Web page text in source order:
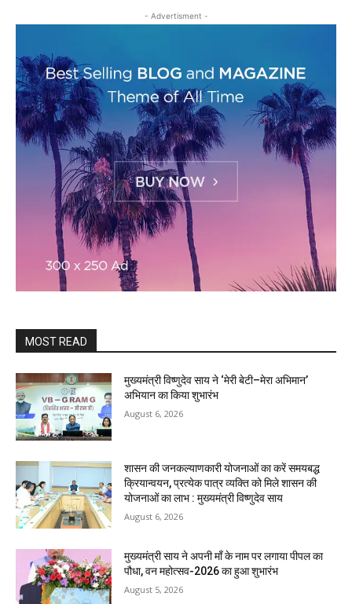
- Advertisment -
MOST READ
मुख्यमंत्री विष्णुदेव साय ने ‘मेरी बेटी–मेरा अभिमान’
अभियान का किया शुभारंभ
August 6, 2026
शासन की जनकल्याणकारी योजनाओं का करें समयबद्ध
क्रियान्वयन, प्रत्येक पात्र व्यक्ति को मिले शासन की
योजनाओं का लाभ : मुख्यमंत्री विष्णुदेव साय
August 6, 2026
मुख्यमंत्री साय ने अपनी माँ के नाम पर लगाया पीपल का
पौधा, वन महोत्सव-2026 का हुआ शुभारंभ
August 5, 2026